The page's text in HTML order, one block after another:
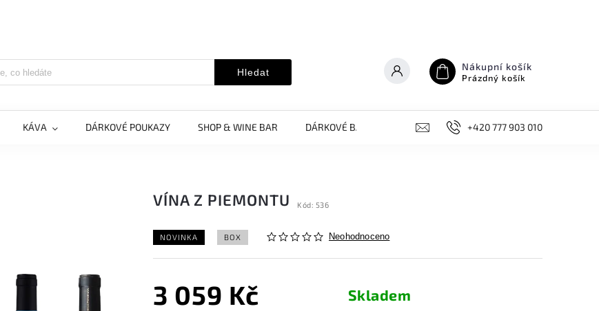
Hledat Nákupní košík
Prázdný košík
KÁVA DÁRKOVÉ POUKAZY SHOP & WINE BAR DÁRKOVÉ BALÍČKY NOVINKY, AKCE KONTAKT
+420 777 903 010
VÍNA Z PIEMONTU Kód: 536
NOVINKA BOX Neohodnoceno
3 059 Kč Skladem